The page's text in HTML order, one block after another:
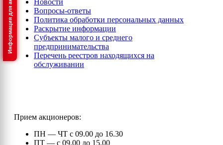
Вопросы-ответы
Политика обработки персональных данных
Раскрытие информации
Субъекты малого и среднего
предпринимательства
Перечень реестров находящихся на
обслуживании
Прием акционеров:
ПН — ЧТ с 09.00 до 16.30
ПТ — с 09.00 до 15.00